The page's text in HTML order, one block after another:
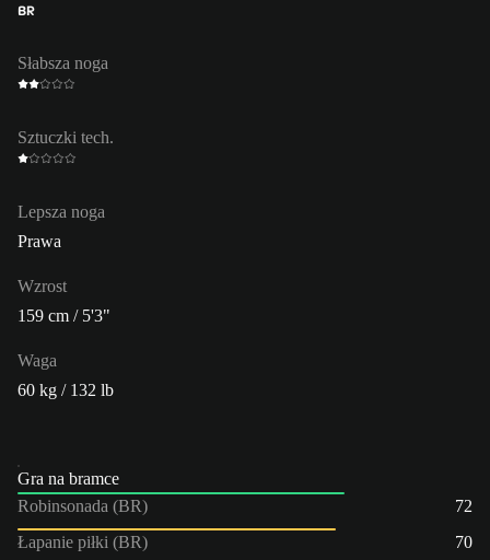
BR
Słabsza noga
Sztuczki tech.
Lepsza noga
Prawa
Wzrost
159 cm / 5'3"
Waga
60 kg / 132 lb
Gra na bramce
Robinsonada (BR)
72
Łapanie piłki (BR)
70